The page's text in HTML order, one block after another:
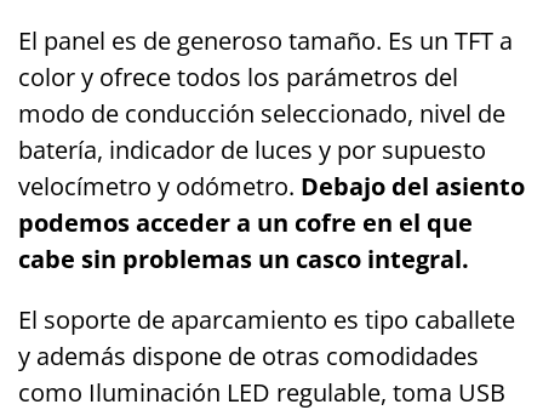
El panel es de generoso tamaño. Es un TFT a
color y ofrece todos los parámetros del
modo de conducción seleccionado, nivel de
batería, indicador de luces y por supuesto
velocímetro y odómetro. Debajo del asiento
podemos acceder a un cofre en el que
cabe sin problemas un casco integral.
El soporte de aparcamiento es tipo caballete
y además dispone de otras comodidades
como Iluminación LED regulable, toma USB